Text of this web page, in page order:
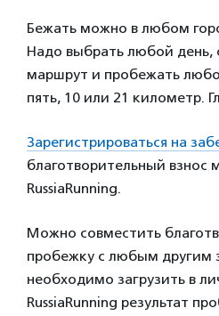
Бежать можно в любом
Надо выбрать любой день,
маршрут и пробежать
пять, 10 или 21 километр.
Зарегистрироваться на
благотворительный взнос
RussiaRunning.
Можно совместить
пробежку с любым другим
необходимо загрузить в
RussiaRunning результат